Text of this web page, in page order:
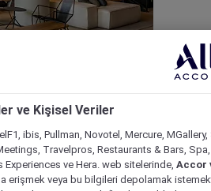
ve Kişisel Veriler
ibis, Pullman, Novotel, Mercure,
Travelpros, Restaurants & Bars,
Experiences ve Hera. web sitelerinde, Accor
erişmek veya bu bilgileri depolamak